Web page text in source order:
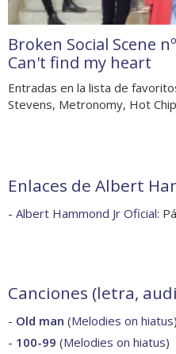
Broken Social Scene
Can't find my heart
Entradas en la lista de
Stevens, Metronomy, Hot
Enlaces de Albert
- Albert Hammond Jr Oficial:
Canciones (letra,
- Old man (Melodies on hiatus)
- 100-99 (Melodies on hiatus)